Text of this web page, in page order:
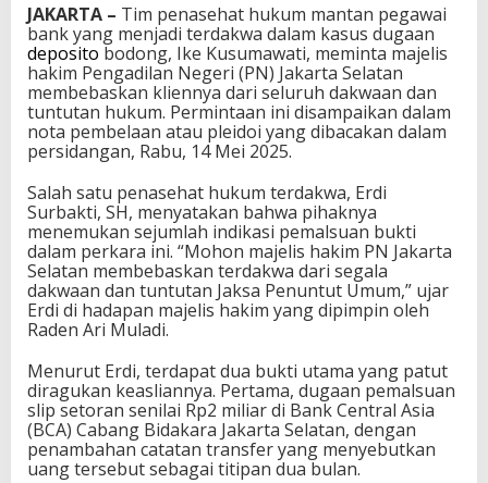
JAKARTA – Tim penasehat hukum mantan pegawai
bank yang menjadi terdakwa dalam kasus dugaan
deposito bodong, Ike Kusumawati, meminta majelis
hakim Pengadilan Negeri (PN) Jakarta Selatan
membebaskan kliennya dari seluruh dakwaan dan
tuntutan hukum. Permintaan ini disampaikan dalam
nota pembelaan atau pleidoi yang dibacakan dalam
persidangan, Rabu, 14 Mei 2025.
Salah satu penasehat hukum terdakwa, Erdi
Surbakti, SH, menyatakan bahwa pihaknya
menemukan sejumlah indikasi pemalsuan bukti
dalam perkara ini. “Mohon majelis hakim PN Jakarta
Selatan membebaskan terdakwa dari segala
dakwaan dan tuntutan Jaksa Penuntut Umum,” ujar
Erdi di hadapan majelis hakim yang dipimpin oleh
Raden Ari Muladi.
Menurut Erdi, terdapat dua bukti utama yang patut
diragukan keasliannya. Pertama, dugaan pemalsuan
slip setoran senilai Rp2 miliar di Bank Central Asia
(BCA) Cabang Bidakara Jakarta Selatan, dengan
penambahan catatan transfer yang menyebutkan
uang tersebut sebagai titipan dua bulan.